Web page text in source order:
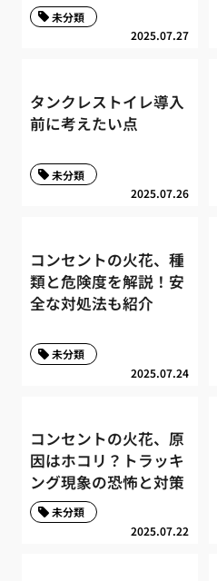
2025.07.27
未分類
タンクレストイレ導入
前に考えたい点
2025.07.26
未分類
コンセントの火花、種
類と危険度を解説！安
全な対処法も紹介
2025.07.24
未分類
コンセントの火花、原
因はホコリ？トラッキ
ング現象の恐怖と対策
2025.07.22
未分類